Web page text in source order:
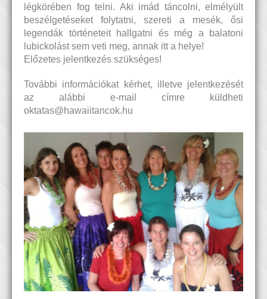
légkörében fog telni. Aki imád táncolni, elmélyült
beszélgetéseket folytatni, szereti a mesék, ősi
legendák történeteit hallgatni és még a balatoni
lubickolást sem veti meg, annak itt a helye!
Előzetes jelentkezés szükséges!
További információkat kérhet, illetve jelentkezését
az alábbi e-mail címre küldheti
oktatas@hawaiitancok.hu